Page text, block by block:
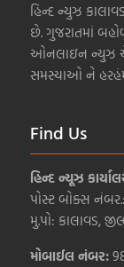
હિન્દ ન્યુઝ
છે. ગુજરાતમાં
ઓનલાઇન ન્યુઝ
સમસ્યાઓ ને
Find Us
હિન્દ ન્યૂઝ
પોસ્ટ બોક્સ નંબર.:
મુ.પો: કાલાવડ,
મોબાઈલ નંબર: